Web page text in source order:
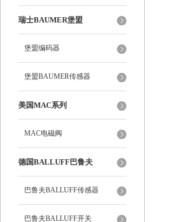
瑞士BAUMER堡盟
堡盟编码器
堡盟BAUMER传感器
美国MAC系列
MAC电磁阀
德国BALLUFF巴鲁夫
巴鲁夫BALLUFF传感器
巴鲁夫BALLUFF开关